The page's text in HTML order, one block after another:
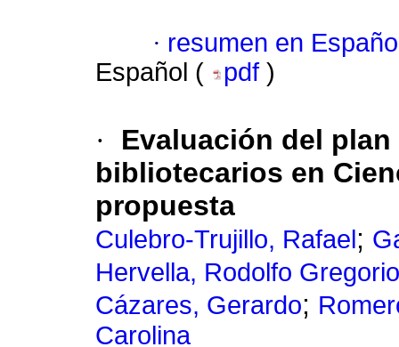
· resumen en
Español (
pdf )
·
Evaluación del
bibliotecarios en
propuesta
Culebro-Trujillo, Rafael ;
Hervella, Rodolfo Gregorio
Cázares, Gerardo;
Carolina